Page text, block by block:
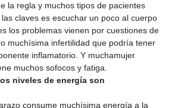
la regla y muchos tipos de pacientes
claves es escuchar un poco al cuerpo
los problemas vienen por cuestiones de
muchísima infertilidad que podría tener
inflamatorio. Y muchamujer
muchos sofocos y fatiga.
niveles de energía son
consume muchísima energía a la